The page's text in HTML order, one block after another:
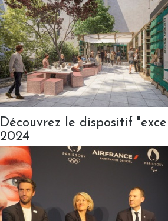
Découvrez le dispositif
2024